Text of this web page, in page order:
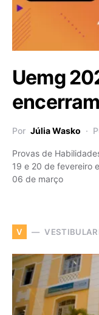
Uemg
Por Júlia Wasko
Provas de
19 e 20 de fevereiro
06 de março
V